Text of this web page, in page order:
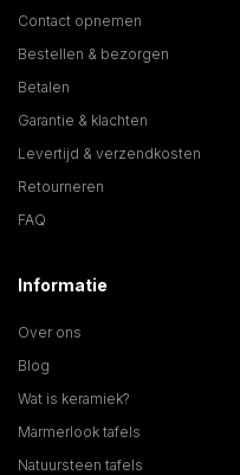
Contact opnemen
Bestellen & bezorgen
Betalen
Garantie & klachten
Levertijd & verzendkosten
Retourneren
FAQ
Informatie
Over ons
Blog
Wat is keramiek?
Marmerlook tafels
Natuursteen tafels